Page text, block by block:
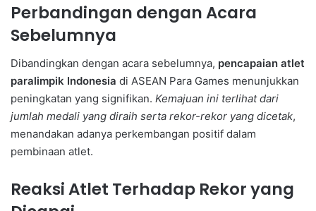
Perbandingan dengan Acara
Sebelumnya
Dibandingkan dengan acara sebelumnya, pencapaian atlet
paralimpik Indonesia di ASEAN Para Games menunjukkan
peningkatan yang signifikan. Kemajuan ini terlihat dari
jumlah medali yang diraih serta rekor-rekor yang dicetak,
menandakan adanya perkembangan positif dalam
pembinaan atlet.
Reaksi Atlet Terhadap Rekor yang